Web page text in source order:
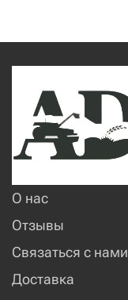
О нас
Отзывы
Связаться с нами
Доставка